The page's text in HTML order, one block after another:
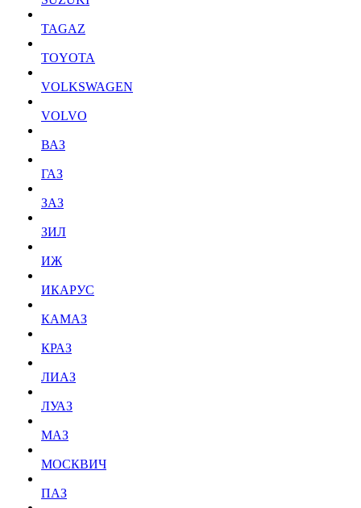
TAGAZ
TOYOTA
VOLKSWAGEN
VOLVO
ВАЗ
ГАЗ
ЗАЗ
ЗИЛ
ИЖ
ИКАРУС
КАМАЗ
КРАЗ
ЛИАЗ
ЛУАЗ
МАЗ
МОСКВИЧ
ПАЗ